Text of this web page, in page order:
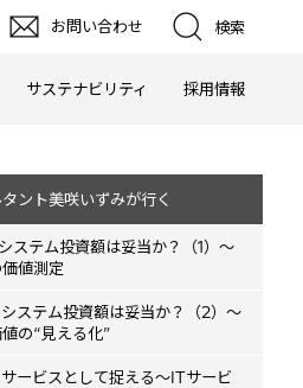
お問い合わせ 検索
サステナビリティ 採用情報
ント美咲いずみが行く
ステム投資額は妥当か？（1）～
値測定
ステム投資額は妥当か？（2）～
の“見える化”
ービスとして捉える～ITサービ